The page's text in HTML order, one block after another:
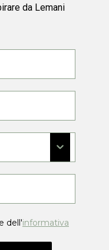
da Lemani
dell'informativa